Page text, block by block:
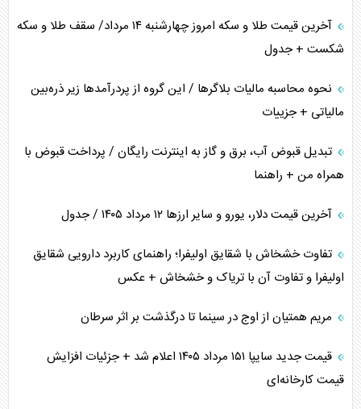
آخرین قیمت طلا و سکه امروز چهارشنبه ۱۴ مرداد/ سقف طلا و سکه
شکست + جدول
نحوه محاسبه مالیات بلاگر‌ها / این گروه از پردرآمد‌ها زیر ذره‌بین
مالیاتی + جزییات
تبدیل قبوض آب، برق و گاز به اینترنت رایگان / پرداخت قبوض با
همراه من + راهنما
آخرین قیمت دلار، یورو و سایر ارز‌ها ۱۲ مرداد ۱۴۰۵ / جدول
تفاوت خشخاش با شقایق اولیفرا؛ راهنمای کاربرد دارویی شقایق
اولیفرا و تفاوت آن با تریاک و خشخاش + عکس
مریم همتیان از اوج در سینما تا درگذشت بر اثر سرطان
قیمت جدید سایپا ۱۵۱ مرداد ۱۴۰۵ اعلام شد + جزئیات افزایش
قیمت کارخانه‌ای